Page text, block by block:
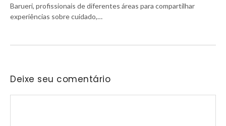
Barueri, profissionais de diferentes áreas para compartilhar
experiências sobre cuidado,…
Deixe seu comentário